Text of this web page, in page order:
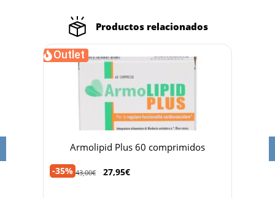
Productos relacionados
Outlet
Armolipid Plus 60 comprimidos
-35% 43,00€ 27,95€